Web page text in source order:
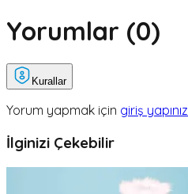
Yorumlar (0)
Kurallar
Yorum yapmak için giriş yapınız
İlginizi Çekebilir